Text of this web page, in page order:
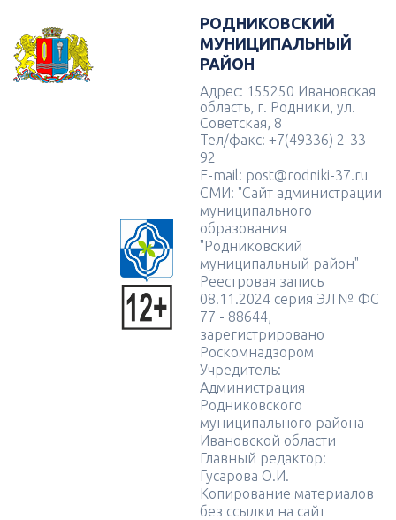
РОДНИКОВСКИЙ
МУНИЦИПАЛЬНЫЙ
РАЙОН
Адрес: 155250 Ивановская
область, г. Родники, ул.
Советская, 8
Тел/факс: +7(49336) 2-33-
92
E-mail: post@rodniki-37.ru
СМИ: "Сайт администрации
муниципального
образования
"Родниковский
муниципальный район"
Реестровая запись
08.11.2024 серия ЭЛ № ФС
77 - 88644,
зарегистрировано
Роскомнадзором
Учредитель:
Администрация
Родниковского
муниципального района
Ивановской области
Главный редактор:
Гусарова О.И.
Копирование материалов
без ссылки на сайт